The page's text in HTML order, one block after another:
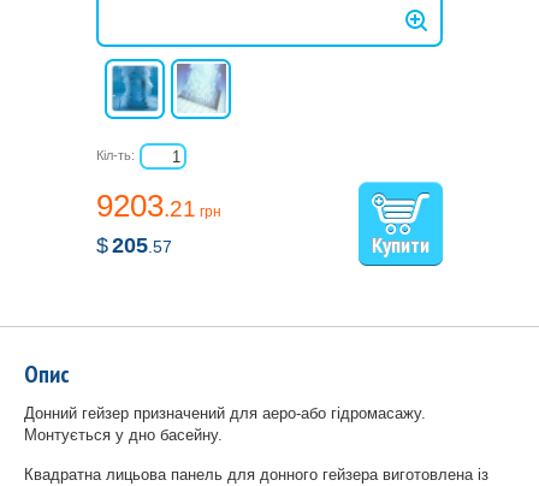
9203.21 грн
$205 .57
Кіл-ть:
Опис
Донний гейзер призначений для аеро-або гідромасажу.
Монтується у дно басейну.
Квадратна лицьова панель для донного гейзера виготовлена ​​із